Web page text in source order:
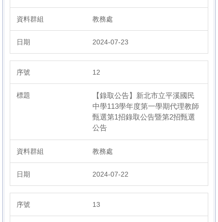
教務處
2024-07-23
12
【錄取公告】新北市立平溪國民
中學113學年度第一學期代理教師
甄選第1招錄取公告暨第2招甄選
公告
教務處
2024-07-22
13